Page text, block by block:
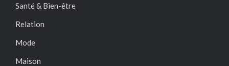
Santé & Bien-être
Relation
Mode
Maison